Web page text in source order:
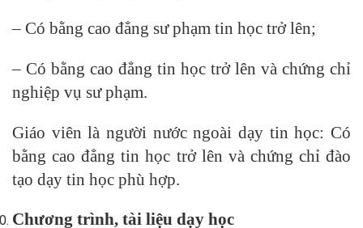
– Có bằng cao đẳng sư phạm tin học trở lên;
– Có bằng cao đẳng tin học trở lên và chứng chỉ
nghiệp vụ sư phạm.
Giáo viên là người nước ngoài dạy tin học: Có
bằng cao đẳng tin học trở lên và chứng chỉ đào
tạo dạy tin học phù hợp.
Chương trình, tài liệu dạy học